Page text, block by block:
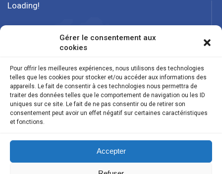
Gérer le consentement aux
cookies
Pour offrir les meilleures expériences, nous utilisons des technologies
telles que les cookies pour stocker et/ou accéder aux informations des
appareils. Le fait de consentir à ces technologies nous permettra de
traiter des données telles que le comportement de navigation ou les ID
uniques sur ce site. Le fait de ne pas consentir ou de retirer son
consentement peut avoir un effet négatif sur certaines caractéristiques
et fonctions.
Accepter
Loading!
Suivez nous